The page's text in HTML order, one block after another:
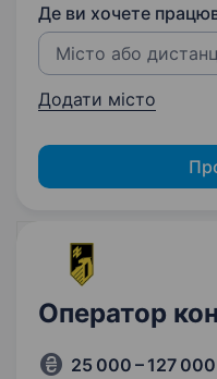
Де ви хочете
Додати місто
Оператор
25 000 – 127